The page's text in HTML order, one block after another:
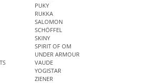
PUKY
RUKKA
SALOMON
SCHÖFFEL
SKINY
SPIRIT OF OM
UNDER ARMOUR
VAUDE
YOGISTAR
ZIENER